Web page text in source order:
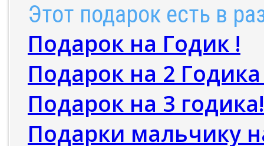
Этот подарок есть в
Подарок на Годик !
Подарок на 2
Подарок на 3 годика!
Подарки мальчику